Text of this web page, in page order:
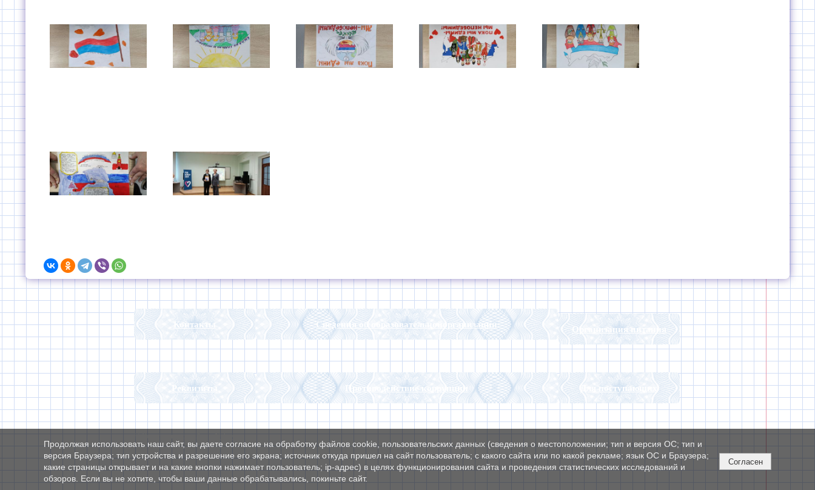
Контакты Сведения об образовательнойорганизации Организация питания
Реквизиты Противодействие коррупции Для поступающих
Продолжая использовать наш сайт, вы даете согласие на обработку файлов cookie, пользовательских данных (сведения о местоположении; тип и версия ОС; тип и
версия Браузера; тип устройства и разрешение его экрана; источник откуда пришел на сайт пользователь; с какого сайта или по какой рекламе; язык ОС и Браузера;
какие страницы открывает и на какие кнопки нажимает пользователь; ip-адрес) в целях функционирования сайта и проведения статистических исследований и
обзоров. Если вы не хотите, чтобы ваши данные обрабатывались, покиньте сайт.
Согласен